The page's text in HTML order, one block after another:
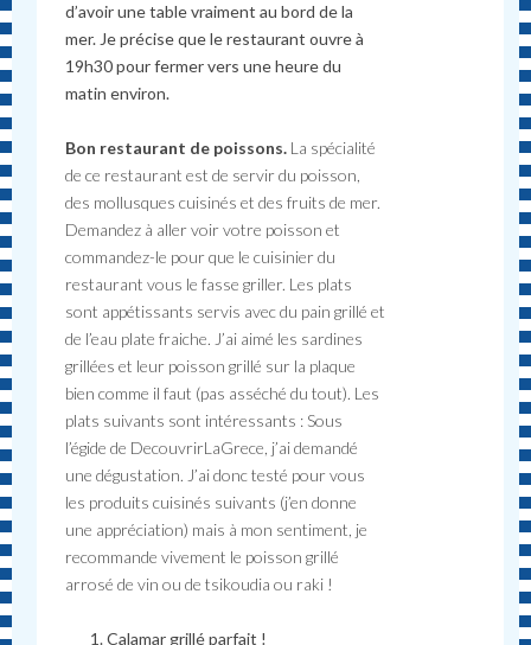
d’avoir une table vraiment au bord de la
mer. Je précise que le restaurant ouvre à
19h30 pour fermer vers une heure du
matin environ.
Bon restaurant de poissons. La spécialité
de ce restaurant est de servir du poisson,
des mollusques cuisinés et des fruits de mer.
Demandez à aller voir votre poisson et
commandez-le pour que le cuisinier du
restaurant vous le fasse griller. Les plats
sont appétissants servis avec du pain grillé et
de l’eau plate fraiche. J’ai aimé les sardines
grillées et leur poisson grillé sur la plaque
bien comme il faut (pas asséché du tout). Les
plats suivants sont intéressants : Sous
l’égide de DecouvrirLaGrece, j’ai demandé
une dégustation. J’ai donc testé pour vous
les produits cuisinés suivants (j’en donne
une appréciation) mais à mon sentiment, je
recommande vivement le poisson grillé
arrosé de vin ou de tsikoudia ou raki !
Calamar grillé parfait !